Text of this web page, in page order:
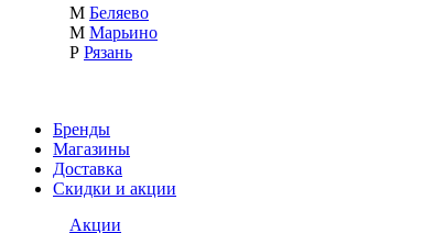
М Беляево
М Марьино
Р Рязань
Бренды
Магазины
Доставка
Скидки и акции
Акции